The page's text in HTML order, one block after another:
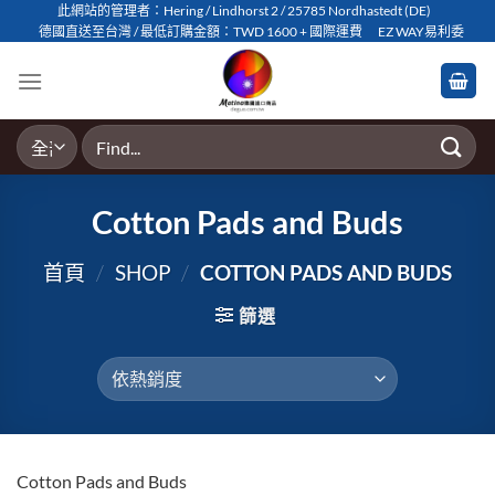
to
此網站的管理者：Hering / Lindhorst 2 / 25785 Nordhastedt (DE)
德國直送至台灣 / 最低訂購金額：TWD 1600 + 國際運費
EZ WAY易利委
搜
尋
鍵
字:
Cotton Pads and Buds
首頁 / SHOP / COTTON PADS AND BUDS
篩選
Cotton Pads and Buds